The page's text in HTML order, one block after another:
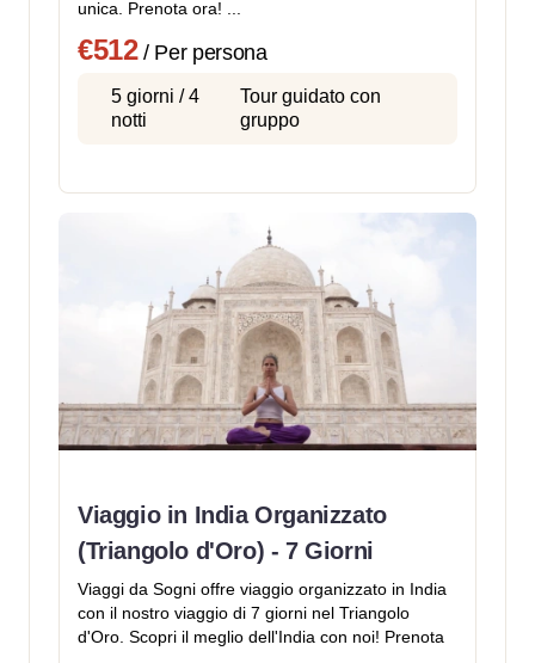
unica. Prenota ora! ...
€512/ Per persona
5 giorni / 4
notti
Tour guidato con
gruppo
Viaggio in India Organizzato
(Triangolo d'Oro) - 7 Giorni
Viaggi da Sogni offre viaggio organizzato in India
con il nostro viaggio di 7 giorni nel Triangolo
d'Oro. Scopri il meglio dell'India con noi! Prenota